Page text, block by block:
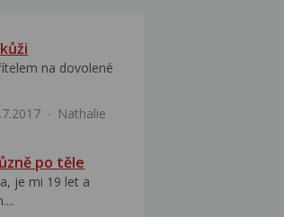
na dovolené
Nathalie
po těle
je mi 19 let a